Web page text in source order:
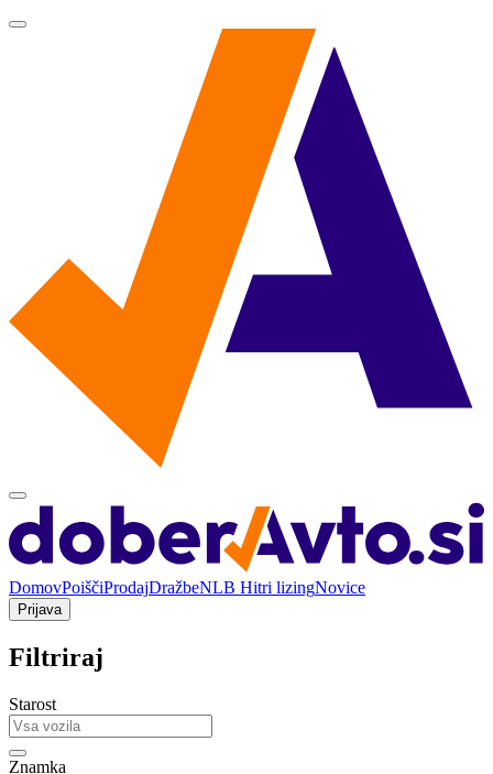
DomovPoiščiProdajDražbeNLB Hitri lizingNovice
Prijava
Filtriraj
Starost
Znamka